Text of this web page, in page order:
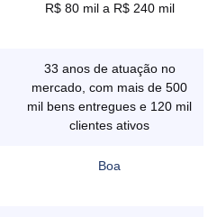
R$ 80 mil a R$ 240 mil
33 anos de atuação no
mercado, com mais de 500
mil bens entregues e 120 mil
clientes ativos
Boa